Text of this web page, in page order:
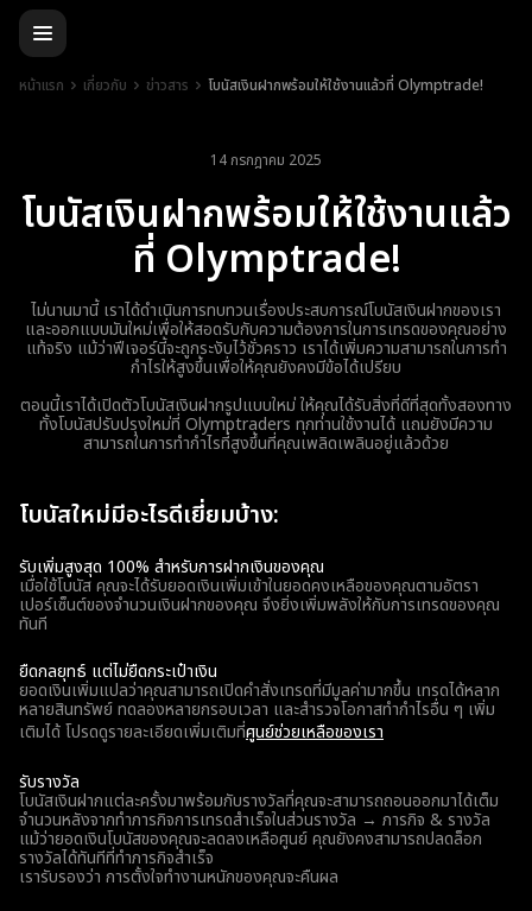
หน้าแรก เกี่ยวกับ ข่าวสาร โบนัสเงินฝากพร้อมให้ใช้งานแล้วที่ Olymptrade!
14 กรกฎาคม 2025
โบนัสเงินฝากพร้อมให้ใช้งานแล้ว
ที่ Olymptrade!
ไม่นานมานี้ เราได้ดำเนินการทบทวนเรื่องประสบการณ์โบนัสเงินฝากของเรา
และออกแบบมันใหม่เพื่อให้สอดรับกับความต้องการในการเทรดของคุณอย่าง
แท้จริง แม้ว่าฟีเจอร์นี้จะถูกระงับไว้ชั่วคราว เราได้เพิ่มความสามารถในการทำ
กำไรให้สูงขึ้นเพื่อให้คุณยังคงมีข้อได้เปรียบ
ตอนนี้เราได้เปิดตัวโบนัสเงินฝากรูปแบบใหม่ ให้คุณได้รับสิ่งที่ดีที่สุดทั้งสองทาง
ทั้งโบนัสปรับปรุงใหม่ที่ Olymptraders ทุกท่านใช้งานได้ แถมยังมีความ
สามารถในการทำกำไรที่สูงขึ้นที่คุณเพลิดเพลินอยู่แล้วด้วย
โบนัสใหม่มีอะไรดีเยี่ยมบ้าง:
รับเพิ่มสูงสุด 100% สำหรับการฝากเงินของคุณ
เมื่อใช้โบนัส คุณจะได้รับยอดเงินเพิ่มเข้าในยอดคงเหลือของคุณตามอัตรา
เปอร์เซ็นต์ของจำนวนเงินฝากของคุณ จึงยิ่งเพิ่มพลังให้กับการเทรดของคุณ
ทันที
ยืดกลยุทธ์ แต่ไม่ยืดกระเป๋าเงิน
ยอดเงินเพิ่มแปลว่าคุณสามารถเปิดคำสั่งเทรดที่มีมูลค่ามากขึ้น เทรดได้หลาก
หลายสินทรัพย์ ทดลองหลายกรอบเวลา และสำรวจโอกาสทำกำไรอื่น ๆ เพิ่ม
เติมได้ โปรดดูรายละเอียดเพิ่มเติมที่ศูนย์ช่วยเหลือของเรา
รับรางวัล
โบนัสเงินฝากแต่ละครั้งมาพร้อมกับรางวัลที่คุณจะสามารถถอนออกมาได้เต็ม
จำนวนหลังจากทำภารกิจการเทรดสำเร็จในส่วนรางวัล → ภารกิจ & รางวัล
แม้ว่ายอดเงินโบนัสของคุณจะลดลงเหลือศูนย์ คุณยังคงสามารถปลดล็อก
รางวัลได้ทันทีที่ทำภารกิจสำเร็จ
เรารับรองว่า การตั้งใจทำงานหนักของคุณจะคืนผล